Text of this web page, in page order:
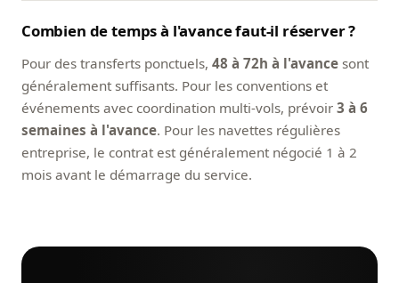
Combien de temps à l'avance faut-il réserver ?
Pour des transferts ponctuels, 48 à 72h à l'avance sont
généralement suffisants. Pour les conventions et
événements avec coordination multi-vols, prévoir 3 à 6
semaines à l'avance. Pour les navettes régulières
entreprise, le contrat est généralement négocié 1 à 2
mois avant le démarrage du service.